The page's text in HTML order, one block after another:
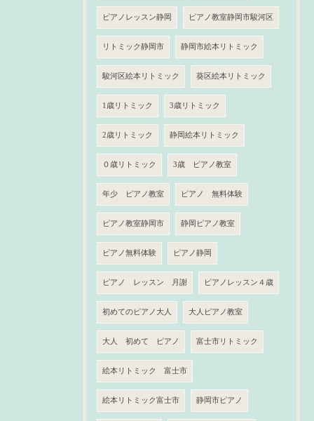
ピアノレッスン静岡 ピアノ教室静岡市駿河区
リトミック静岡市 静岡市絵本リトミック
駿河区絵本リトミック 葵区絵本リトミック
1歳リトミック 3歳リトミック
2歳リトミック 静岡絵本リトミック
０歳リトミック 3歳 ピアノ教室
年少 ピアノ教室 ピアノ 無料体験
ピアノ教室静岡市 静岡ピアノ教室
ピアノ無料体験 ピアノ静岡
ピアノ レッスン 月謝 ピアノレッスン４歳
初めてのピアノ大人 大人ピアノ教室
大人 初めて ピアノ 富士市リトミック
絵本リトミック 富士市
絵本リトミック富士市 静岡市ピアノ